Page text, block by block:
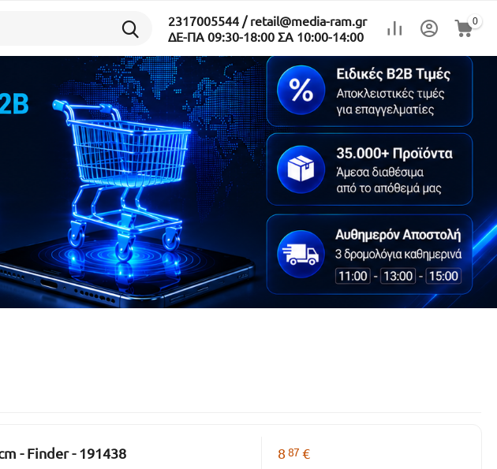
2317005544 / retail@media-ram.gr
ΔΕ-ΠΑ 09:30-18:00 ΣΑ 10:00-14:00
0
- Finder - 191438 887 €